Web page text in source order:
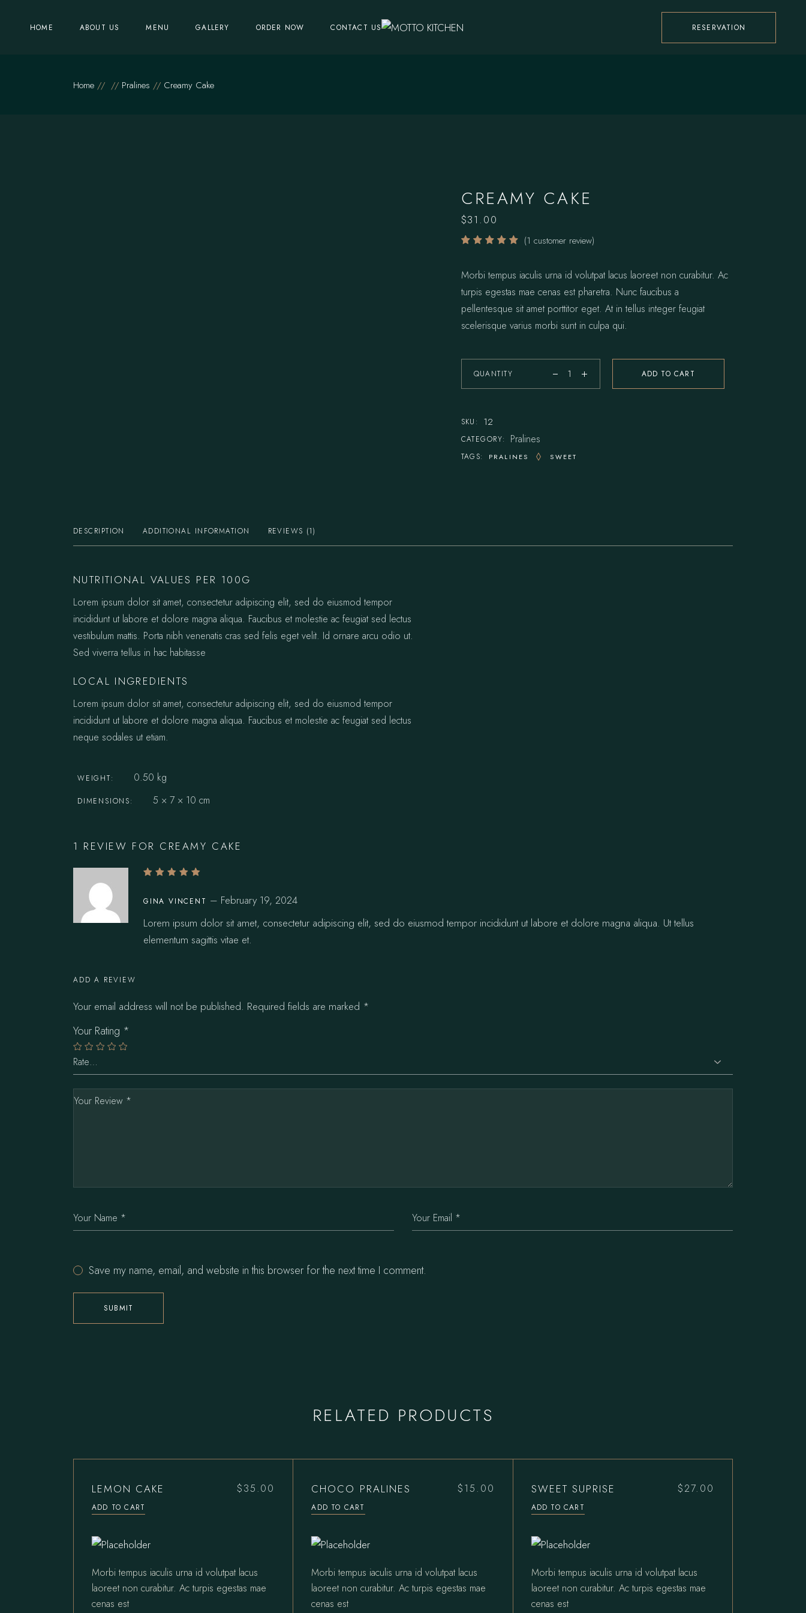
HOME ABOUT US MENU GALLERY ORDER NOW CONTACT US RESERVATION
Home Pralines Creamy Cake
CREAMY CAKE
$31.00
(1 customer review)
Morbi tempus iaculis urna id volutpat lacus laoreet non curabitur. Ac
turpis egestas mae cenas est pharetra. Nunc faucibus a
pellentesque sit amet porttitor eget. At in tellus integer feugiat
scelerisque varius morbi sunt in culpa qui.
QUANTITY
Creamy Cake quantity ADD TO CART
SKU: 12
CATEGORY: Pralines
TAGS: PRALINES SWEET
DESCRIPTION ADDITIONAL INFORMATION REVIEWS (1)
NUTRITIONAL VALUES PER 100G
Lorem ipsum dolor sit amet, consectetur adipiscing elit, sed do eiusmod tempor
incididunt ut labore et dolore magna aliqua. Faucibus et molestie ac feugiat sed lectus
vestibulum mattis. Porta nibh venenatis cras sed felis eget velit. Id ornare arcu odio ut.
Sed viverra tellus in hac habitasse
LOCAL INGREDIENTS
Lorem ipsum dolor sit amet, consectetur adipiscing elit, sed do eiusmod tempor
incididunt ut labore et dolore magna aliqua. Faucibus et molestie ac feugiat sed lectus
neque sodales ut etiam.
WEIGHT 0.50 kg
DIMENSIONS 5 × 7 × 10 cm
1 REVIEW FOR CREAMY CAKE
GINA VINCENT – February 19, 2024
Lorem ipsum dolor sit amet, consectetur adipiscing elit, sed do eiusmod tempor incididunt ut labore et dolore magna aliqua. Ut tellus
elementum sagittis vitae et.
ADD A REVIEW
Your email address will not be published. Required fields are marked *
Your Rating *
Save my name, email, and website in this browser for the next time I comment.
SUBMIT
RELATED PRODUCTS
LEMON CAKE $35.00
ADD TO CART
Morbi tempus iaculis urna id volutpat lacus
laoreet non curabitur. Ac turpis egestas mae
cenas est
CHOCO PRALINES $15.00
ADD TO CART
Morbi tempus iaculis urna id volutpat lacus
laoreet non curabitur. Ac turpis egestas mae
cenas est
SWEET SUPRISE $27.00
ADD TO CART
Morbi tempus iaculis urna id volutpat lacus
laoreet non curabitur. Ac turpis egestas mae
cenas est